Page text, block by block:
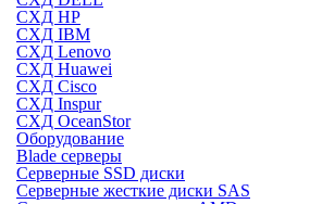
СХД HP
СХД IBM
СХД Lenovo
СХД Huawei
СХД Cisco
СХД Inspur
СХД OceanStor
Оборудование
Blade серверы
Серверные SSD диски
Cерверные жесткие диски SAS